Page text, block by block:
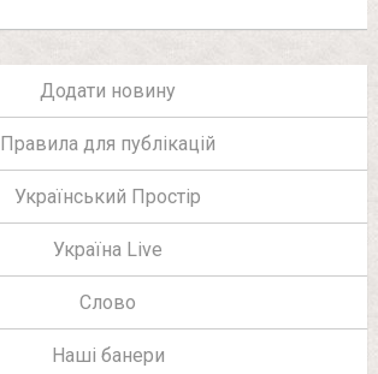
Додати новину
Правила для публікацій
Український Простір
Україна Live
Слово
Наші банери